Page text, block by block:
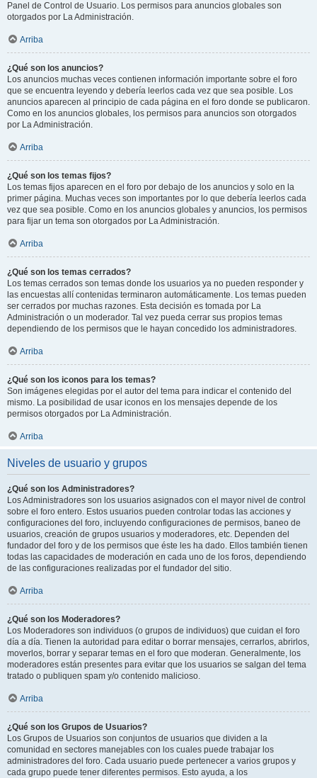
Panel de Control de Usuario. Los permisos para anuncios globales son
otorgados por La Administración.
Arriba
¿Qué son los anuncios?
Los anuncios muchas veces contienen información importante sobre el foro
que se encuentra leyendo y debería leerlos cada vez que sea posible. Los
anuncios aparecen al principio de cada página en el foro donde se publicaron.
Como en los anuncios globales, los permisos para anuncios son otorgados
por La Administración.
Arriba
¿Qué son los temas fijos?
Los temas fijos aparecen en el foro por debajo de los anuncios y solo en la
primer página. Muchas veces son importantes por lo que debería leerlos cada
vez que sea posible. Como en los anuncios globales y anuncios, los permisos
para fijar un tema son otorgados por La Administración.
Arriba
¿Qué son los temas cerrados?
Los temas cerrados son temas donde los usuarios ya no pueden responder y
las encuestas allí contenidas terminaron automáticamente. Los temas pueden
ser cerrados por muchas razones. Esta decisión es tomada por La
Administración o un moderador. Tal vez pueda cerrar sus propios temas
dependiendo de los permisos que le hayan concedido los administradores.
Arriba
¿Qué son los iconos para los temas?
Son imágenes elegidas por el autor del tema para indicar el contenido del
mismo. La posibilidad de usar iconos en los mensajes depende de los
permisos otorgados por La Administración.
Arriba
Niveles de usuario y grupos
¿Qué son los Administradores?
Los Administradores son los usuarios asignados con el mayor nivel de control
sobre el foro entero. Estos usuarios pueden controlar todas las acciones y
configuraciones del foro, incluyendo configuraciones de permisos, baneo de
usuarios, creación de grupos usuarios y moderadores, etc. Dependen del
fundador del foro y de los permisos que éste les ha dado. Ellos también tienen
todas las capacidades de moderación en cada uno de los foros, dependiendo
de las configuraciones realizadas por el fundador del sitio.
Arriba
¿Qué son los Moderadores?
Los Moderadores son individuos (o grupos de individuos) que cuidan el foro
día a día. Tienen la autoridad para editar o borrar mensajes, cerrarlos, abrirlos,
moverlos, borrar y separar temas en el foro que moderan. Generalmente, los
moderadores están presentes para evitar que los usuarios se salgan del tema
tratado o publiquen spam y/o contenido malicioso.
Arriba
¿Qué son los Grupos de Usuarios?
Los Grupos de Usuarios son conjuntos de usuarios que dividen a la
comunidad en sectores manejables con los cuales puede trabajar los
administradores del foro. Cada usuario puede pertenecer a varios grupos y
cada grupo puede tener diferentes permisos. Esto ayuda, a los